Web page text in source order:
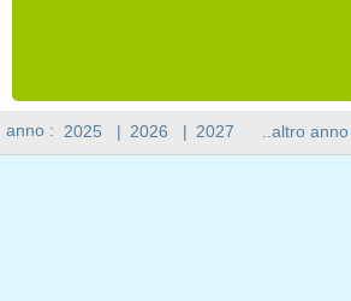
anno : 2025 | 2026 | 2027 ..altro anno